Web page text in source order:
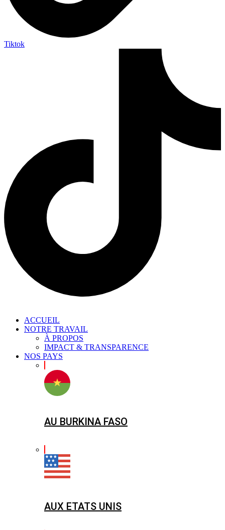
Tiktok
ACCUEIL
NOTRE TRAVAIL
À PROPOS
IMPACT & TRANSPARENCE
NOS PAYS
AU BURKINA FASO
AUX ETATS UNIS